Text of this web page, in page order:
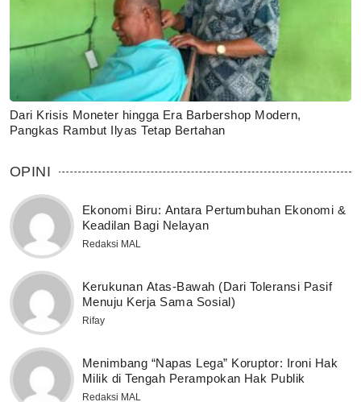
Dari Krisis Moneter hingga Era Barbershop Modern,
Pangkas Rambut Ilyas Tetap Bertahan
OPINI
Ekonomi Biru: Antara Pertumbuhan Ekonomi &
Keadilan Bagi Nelayan
Redaksi MAL
Kerukunan Atas-Bawah (Dari Toleransi Pasif
Menuju Kerja Sama Sosial)
Rifay
Menimbang “Napas Lega” Koruptor: Ironi Hak
Milik di Tengah Perampokan Hak Publik
Redaksi MAL